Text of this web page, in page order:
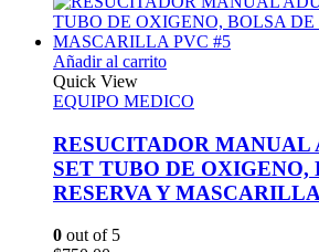
Añadir al carrito
Quick View
EQUIPO MEDICO
RESUCITADOR MANUAL
SET TUBO DE OXIGENO,
RESERVA Y
0 out of 5